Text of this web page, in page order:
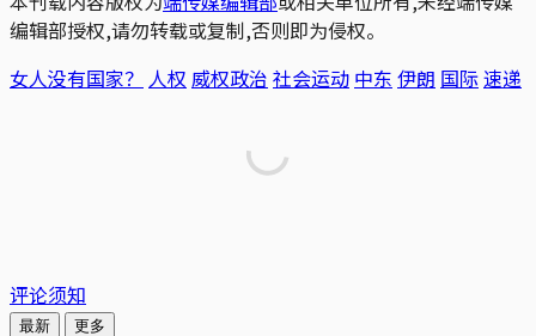
编辑部授权,请勿转载或复制,否则即为侵权。
女人没有国家？ 人权 威权政治 社会运动 中东 伊朗 国际速递
评论须知
最新 更多